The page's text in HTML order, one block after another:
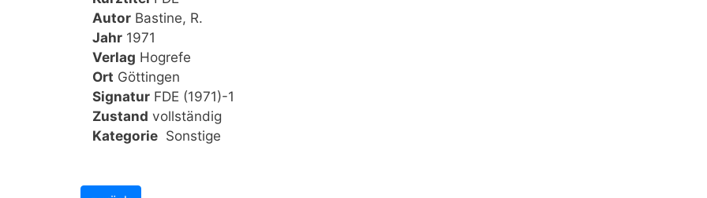
Autor Bastine, R.
Jahr 1971
Verlag Hogrefe
Ort Göttingen
Signatur FDE (1971)-1
Zustand vollständig
Kategorie Sonstige